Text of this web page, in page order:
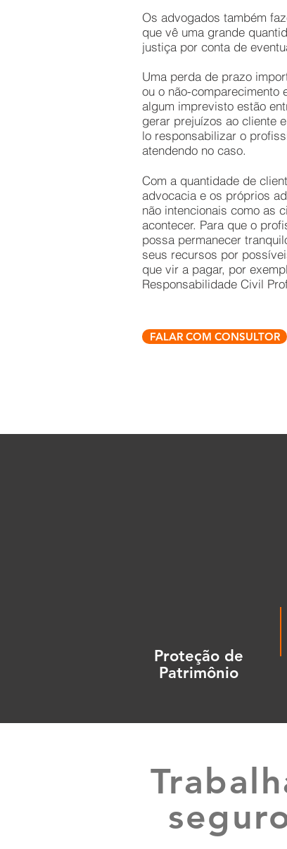
Os advogados também
que vê uma grande
justiça por conta de
Uma perda de prazo
ou o não-comparecimento
algum imprevisto estão
gerar prejuízos ao cliente
lo responsabilizar o
atendendo no caso.
Com a quantidade de
advocacia e os próprios
não intencionais como as
acontecer. Para que o
possa permanecer
seus recursos por
que vir a pagar, por
Responsabilidade Civil
FALAR COM CONSULTOR
Proteção de
Patrimônio